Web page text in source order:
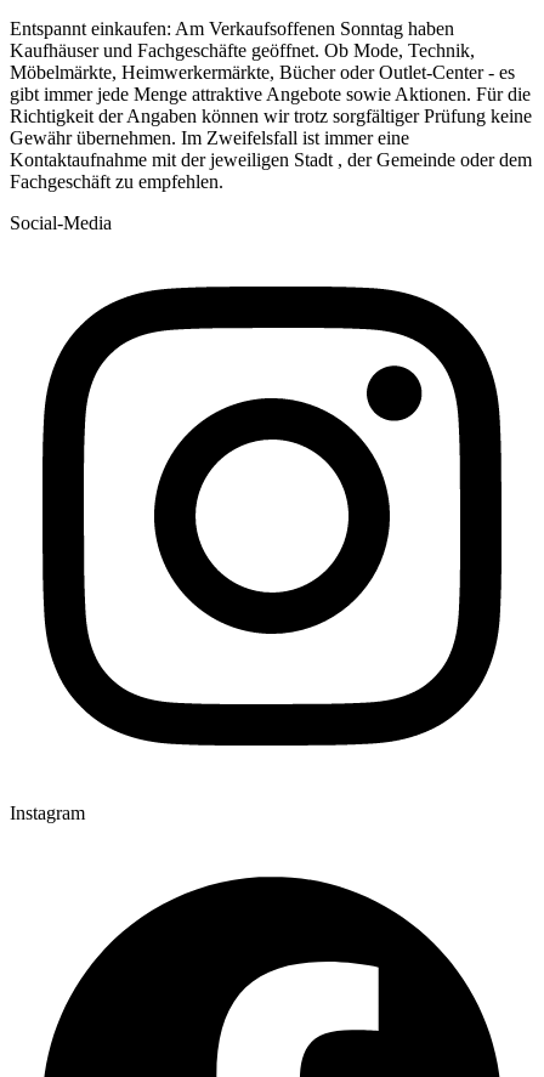
Entspannt einkaufen: Am Verkaufsoffenen Sonntag haben
Kaufhäuser und Fachgeschäfte geöffnet. Ob Mode, Technik,
Möbelmärkte, Heimwerkermärkte, Bücher oder Outlet-Center - es
gibt immer jede Menge attraktive Angebote sowie Aktionen. Für die
Richtigkeit der Angaben können wir trotz sorgfältiger Prüfung keine
Gewähr übernehmen. Im Zweifelsfall ist immer eine
Kontaktaufnahme mit der jeweiligen Stadt , der Gemeinde oder dem
Fachgeschäft zu empfehlen.
Social-Media
Instagram